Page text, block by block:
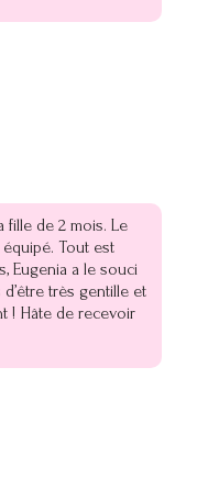
fille de 2 mois. Le
équipé. Tout est
Eugenia a le souci
très gentille et
! Hâte de recevoir